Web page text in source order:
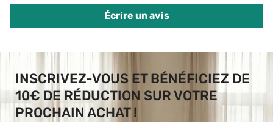
Écrire un avis
INSCRIVEZ-VOUS ET BÉNÉFICIEZ DE
10€ DE RÉDUCTION SUR VOTRE
PROCHAIN ACHAT !